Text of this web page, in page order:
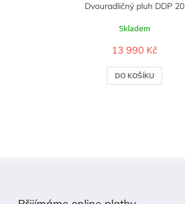
Dvouradličný pluh DDP 20
Skladem
13 990 Kč
DO KOŠÍKU